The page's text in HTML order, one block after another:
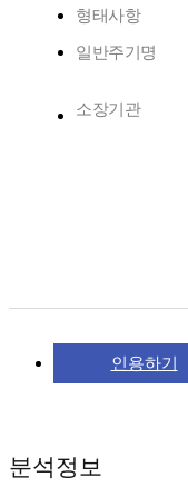
형태사항
일반주기명
소장기관
인용하기
분석정보